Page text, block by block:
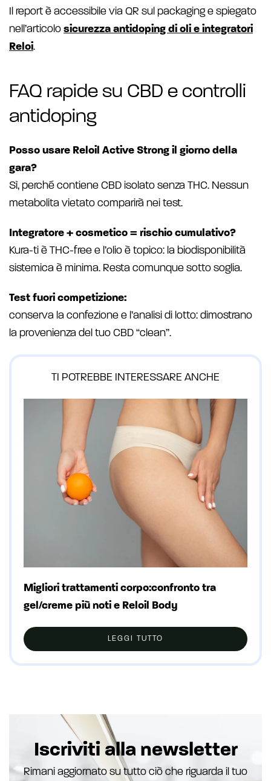
Il report è accessibile via QR sul packaging e spiegato
nell’articolo sicurezza antidoping di oli e integratori
Reloi.
FAQ rapide su CBD e controlli
antidoping
Posso usare Reloil Active Strong il giorno della
gara?
Sì, perché contiene CBD isolato senza THC. Nessun
metabolita vietato comparirà nei test.
Integratore + cosmetico = rischio cumulativo?
Kura-ti è THC-free e l’olio è topico: la biodisponibilità
sistemica è minima. Resta comunque sotto soglia.
Test fuori competizione:
conserva la confezione e l’analisi di lotto: dimostrano
la provenienza del tuo CBD “clean”.
TI POTREBBE INTERESSARE ANCHE
Migliori trattamenti corpo:confronto tra
gel/creme più noti e Reloil Body
LEGGI TUTTO
Iscriviti alla newsletter
Rimani aggiornato su tutto ciò che riguarda il tuo